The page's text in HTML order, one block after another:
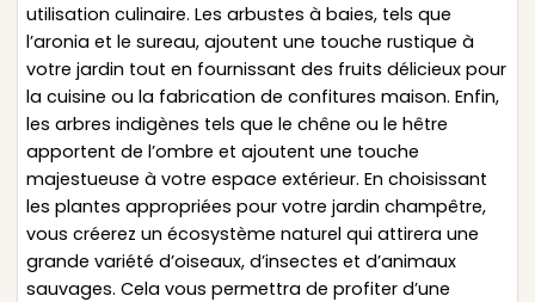
utilisation culinaire. Les arbustes à baies, tels que
l’aronia et le sureau, ajoutent une touche rustique à
votre jardin tout en fournissant des fruits délicieux pour
la cuisine ou la fabrication de confitures maison. Enfin,
les arbres indigènes tels que le chêne ou le hêtre
apportent de l’ombre et ajoutent une touche
majestueuse à votre espace extérieur. En choisissant
les plantes appropriées pour votre jardin champêtre,
vous créerez un écosystème naturel qui attirera une
grande variété d’oiseaux, d’insectes et d’animaux
sauvages. Cela vous permettra de profiter d’une